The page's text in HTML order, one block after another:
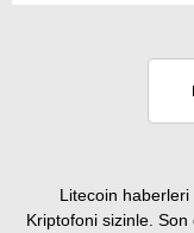
Litecoin haberleri
Kriptofoni sizinle.